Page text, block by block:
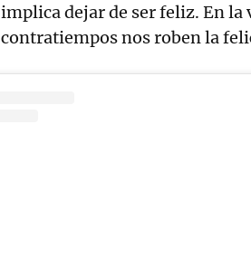
implica dejar de ser feliz. En la
contratiempos nos roben la